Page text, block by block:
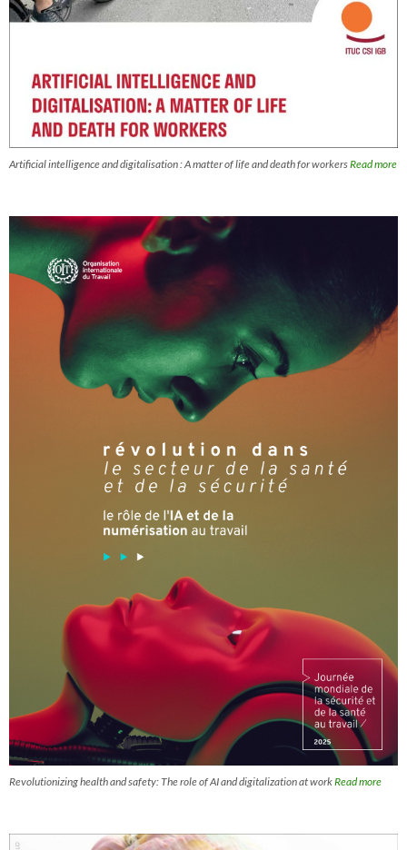
Artificial intelligence and digitalisation : A matter of life and death for workersRead more
Revolutionizing health and safety: The role of AI and digitalization at workRead more